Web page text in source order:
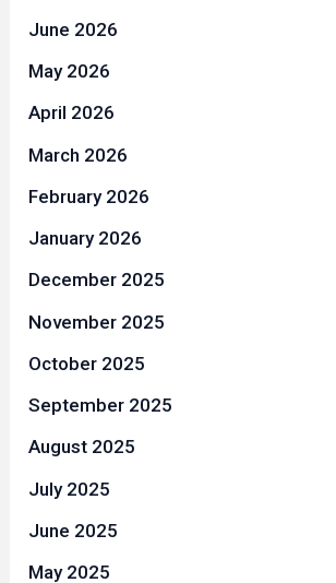
June 2026
May 2026
April 2026
March 2026
February 2026
January 2026
December 2025
November 2025
October 2025
September 2025
August 2025
July 2025
June 2025
May 2025